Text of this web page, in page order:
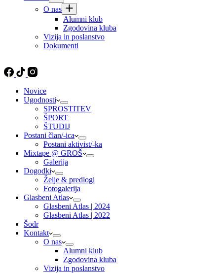
O nas
Alumni klub
Zgodovina kluba
Vizija in poslanstvo
Dokumenti
Novice
Ugodnosti
SPROSTITEV
ŠPORT
ŠTUDIJ
Postani član/-ica
Postani aktivist/-ka
Mixtape @ GROŠ
Galerija
Dogodki
Želje & predlogi
Fotogalerija
Glasbeni Atlas
Glasbeni Atlas | 2024
Glasbeni Atlas | 2022
Šodr
Kontakt
O nas
Alumni klub
Zgodovina kluba
Vizija in poslanstvo